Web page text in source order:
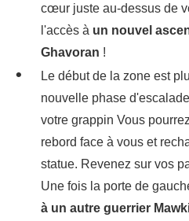
cœur juste au-dessus de
l'accès à un nouvel
Ghavoran !
Le début de la zone est
nouvelle phase
votre grappin Vous
rebord face à vous et
statue. Revenez sur vos
Une fois la porte de
à un autre guerrier